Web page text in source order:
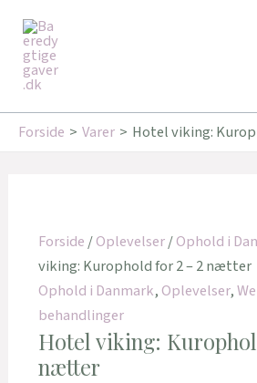
indholdet
Forside Varer Hotel viking:
Forside/Oplevelser/Ophold i
viking: Kurophold for 2 – 2 nætter
Ophold i Danmark, Oplevelser,
behandlinger
Hotel viking:
nætter